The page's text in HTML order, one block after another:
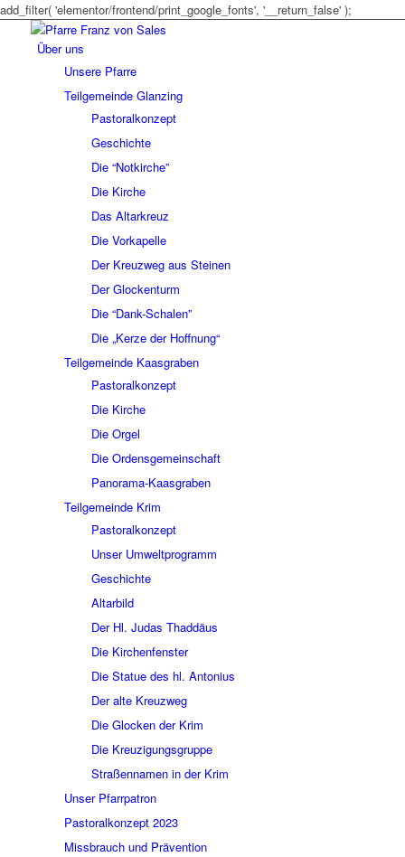
add_filter( 'elementor/frontend/print_google_fonts', '__return_false' );
Über uns
Unsere Pfarre
Teilgemeinde Glanzing
Pastoralkonzept
Geschichte
Die “Notkirche”
Die Kirche
Das Altarkreuz
Die Vorkapelle
Der Kreuzweg aus Steinen
Der Glockenturm
Die “Dank-Schalen”
Die „Kerze der Hoffnung“
Teilgemeinde Kaasgraben
Pastoralkonzept
Die Kirche
Die Orgel
Die Ordensgemeinschaft
Panorama-Kaasgraben
Teilgemeinde Krim
Pastoralkonzept
Unser Umweltprogramm
Geschichte
Altarbild
Der Hl. Judas Thaddäus
Die Kirchenfenster
Die Statue des hl. Antonius
Der alte Kreuzweg
Die Glocken der Krim
Die Kreuzigungsgruppe
Straßennamen in der Krim
Unser Pfarrpatron
Pastoralkonzept 2023
Missbrauch und Prävention